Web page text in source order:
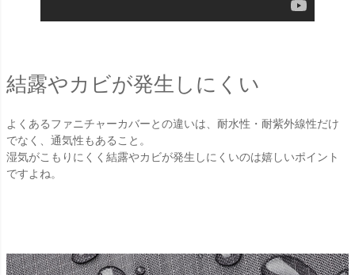
結露やカビが発生しにくい
よくあるファニチャーカバーとの違いは、耐水性・耐紫外線性だけ
でなく、通気性もあること。
湿気がこもりにくく結露やカビが発生しにくいのは嬉しいポイント
ですよね。